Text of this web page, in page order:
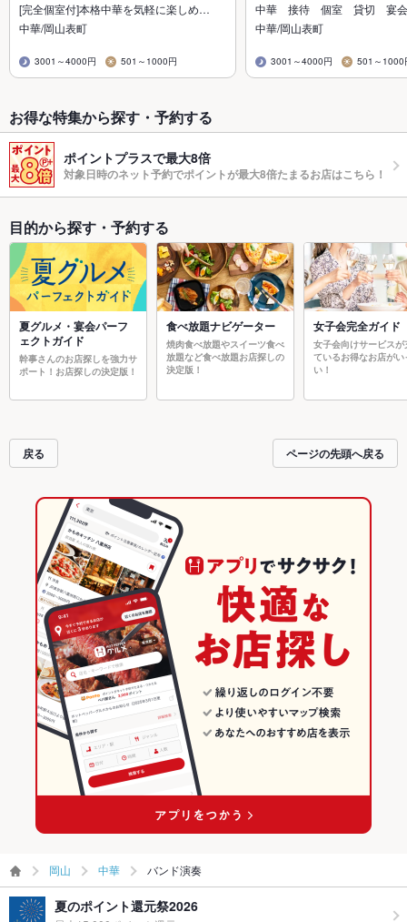
[完全個室付]本格中華を気軽に楽しめ…
中華/岡山表町
3001～4000円 501～1000円
中華 接待 個室 貸切 宴
中華/岡山表町
3001～4000円 501～1000
お得な特集から探す・予約する
ポイントプラスで最大8倍
対象日時のネット予約でポイントが最大8倍たまるお店はこちら！
目的から探す・予約する
夏グルメ・宴会パーフ
ェクトガイド
幹事さんのお店探しを強力サ
ポート！お店探しの決定版！
食べ放題ナビゲーター
焼肉食べ放題やスイーツ食べ
放題など食べ放題お店探しの
決定版！
女子会完全ガイド
女子会向けサービスが
ているお得なお店がい
い！
戻る ページの先頭へ戻る
岡山 中華 バンド演奏
夏のポイント還元祭2026